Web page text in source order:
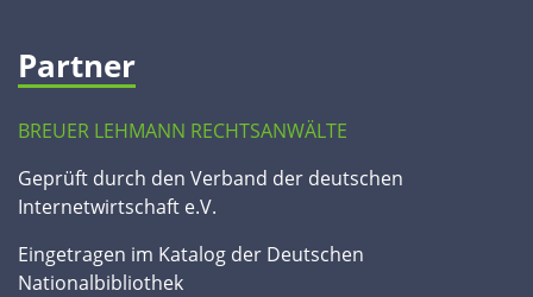
Partner
BREUER LEHMANN RECHTSANWÄLTE
Geprüft durch den Verband der deutschen
Internetwirtschaft e.V.
Eingetragen im Katalog der Deutschen
Nationalbibliothek